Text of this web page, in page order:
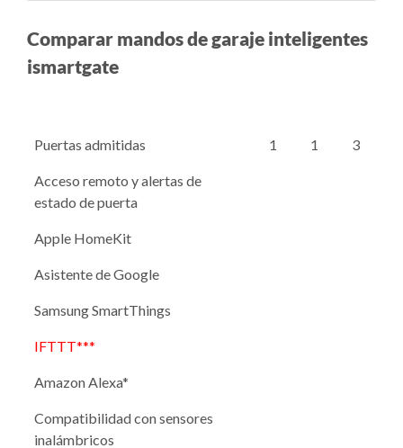
Comparar mandos de garaje inteligentes
ismartgate
Puertas admitidas 1 1 3
Acceso remoto y alertas de
estado de puerta
Apple HomeKit
Asistente de Google
Samsung SmartThings
IFTTT***
Amazon Alexa*
Compatibilidad con sensores
inalámbricos